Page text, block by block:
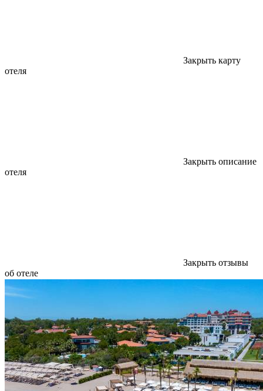
Закрыть карту
отеля
Закрыть описание
отеля
Закрыть отзывы
об отеле